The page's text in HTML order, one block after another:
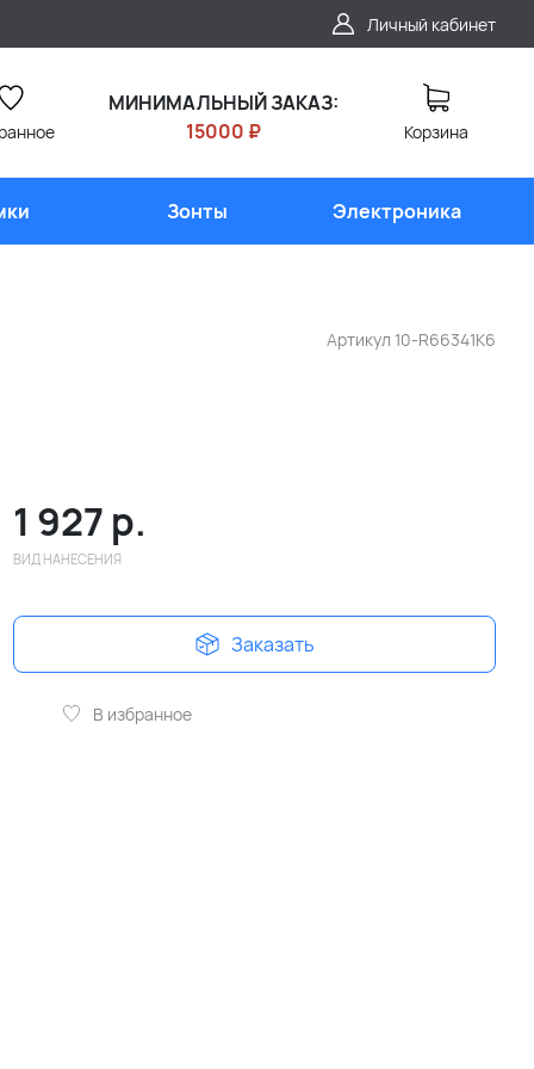
Личный кабинет
МИНИМАЛЬНЫЙ ЗАКАЗ:
15000 ₽
Корзина
Зонты Электроника
Артикул 10-R66341K6
1 927 р.
ВИД НАНЕСЕНИЯ
Заказать
В избранное